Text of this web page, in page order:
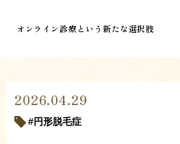
オンライン診療という新たな選択肢
2026.04.29
円形脱毛症